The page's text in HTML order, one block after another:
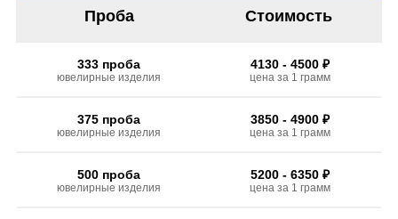
Проба Стоимость
333 проба
ювелирные изделия
4130 - 4500 ₽
цена за 1 грамм
375 проба
ювелирные изделия
3850 - 4900 ₽
цена за 1 грамм
500 проба
ювелирные изделия
5200 - 6350 ₽
цена за 1 грамм